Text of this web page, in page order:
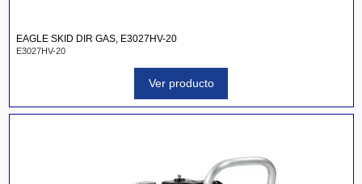
EAGLE SKID DIR GAS, E3027HV-20
E3027HV-20
Ver producto